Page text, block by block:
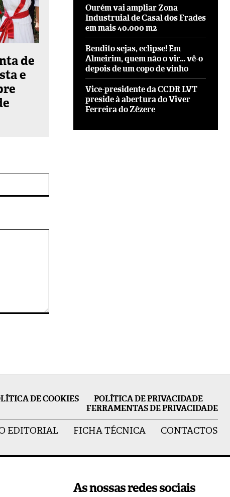
de
e
Ourém vai ampliar Zona
Industruial de Casal dos Frades
em mais 40.000 m2
Bendito sejas, eclipse! Em
Almeirim, quem não o vir… vê-o
depois de um copo de vinho
Vice-presidente da CCDR LVT
preside à abertura do Viver
Ferreira do Zêzere
DE COOKIES
POLÍTICA DE PRIVACIDADE
FERRAMENTAS DE PRIVACIDADE
EDITORIAL FICHA TÉCNICA CONTACTOS
As nossas redes sociais